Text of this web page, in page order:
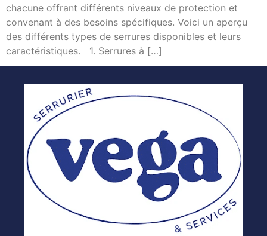
chacune offrant différents niveaux de protection et
convenant à des besoins spécifiques. Voici un aperçu
des différents types de serrures disponibles et leurs
caractéristiques. 1. Serrures à […]